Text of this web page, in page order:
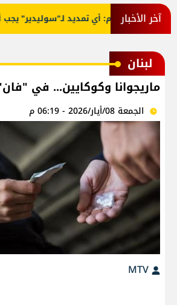
آخر الأخبارسلام: أي تمديد لـ"سوليدير" يجب أن
لبنان
ماريجوانا وكوكايين... في
الجمعة 08/أيار/2026 - 06:19 م